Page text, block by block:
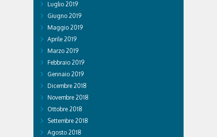
Luglio 2019
Giugno 2019
Maggio 2019
Aprile 2019
Marzo 2019
Febbraio 2019
Gennaio 2019
Dicembre 2018
Novembre 2018
Ottobre 2018
Settembre 2018
Agosto 2018